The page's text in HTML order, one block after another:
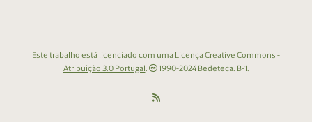
Este trabalho está licenciado com uma LicençaCreative Commons -
Atribuição 3.0 Portugal. 1990-2024 Bedeteca. B-1.